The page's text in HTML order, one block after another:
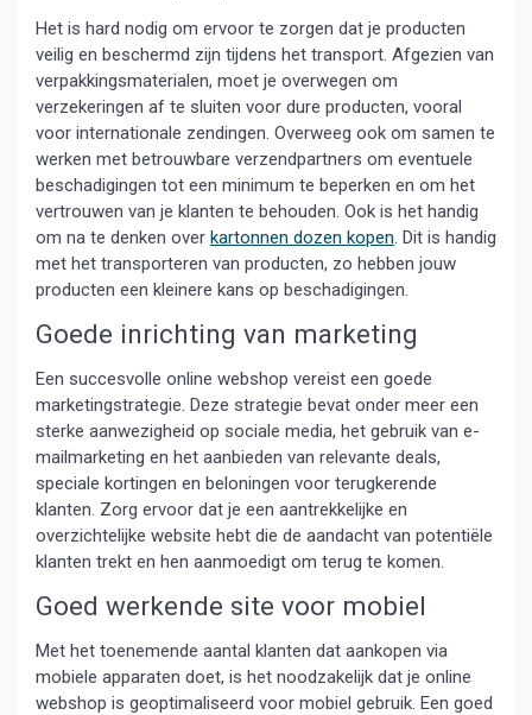
Het is hard nodig om ervoor te zorgen dat je producten
veilig en beschermd zijn tijdens het transport. Afgezien van
verpakkingsmaterialen, moet je overwegen om
verzekeringen af te sluiten voor dure producten, vooral
voor internationale zendingen. Overweeg ook om samen te
werken met betrouwbare verzendpartners om eventuele
beschadigingen tot een minimum te beperken en om het
vertrouwen van je klanten te behouden. Ook is het handig
om na te denken over kartonnen dozen kopen. Dit is handig
met het transporteren van producten, zo hebben jouw
producten een kleinere kans op beschadigingen.
Goede inrichting van marketing
Een succesvolle online webshop vereist een goede
marketingstrategie. Deze strategie bevat onder meer een
sterke aanwezigheid op sociale media, het gebruik van e-
mailmarketing en het aanbieden van relevante deals,
speciale kortingen en beloningen voor terugkerende
klanten. Zorg ervoor dat je een aantrekkelijke en
overzichtelijke website hebt die de aandacht van potentiële
klanten trekt en hen aanmoedigt om terug te komen.
Goed werkende site voor mobiel
Met het toenemende aantal klanten dat aankopen via
mobiele apparaten doet, is het noodzakelijk dat je online
webshop is geoptimaliseerd voor mobiel gebruik. Een goed